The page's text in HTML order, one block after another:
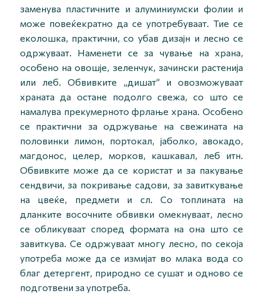
заменува пластичните и алуминиумски фолии и
може повеќекратно да се употребуваат. Тие се
еколошка, практични, со убав дизајн и лесно се
одржуваат. Наменети се за чување на храна,
особено на овошје, зеленчук, зачински растенија
или леб. Обвивките „дишат“ и овозможуваат
хранатa да остане подолго свежа, со што се
намалува прекумерното фрлање храна. Особено
се практични за одржување на свежината на
половинки лимон, портокал, јаболко, авокадо,
магдонос, целер, морков, кашкавал, леб итн.
Обвивките може да се користат и за пакување
сендвичи, за покривање садови, за завиткување
на цвеќе, предмети и сл. Со топлината на
дланките восочните обвивки омекнуваат, лесно
се обликуваат според формата на она што се
завиткува. Се одржуваат многу лесно, по секоја
употреба може да се измијат во млака вода со
благ детергент, природно се сушат и одново се
подготвени за употреба.